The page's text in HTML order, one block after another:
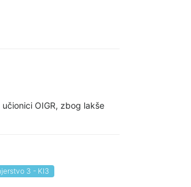
OIGR, zbog lakše
3 - KI3